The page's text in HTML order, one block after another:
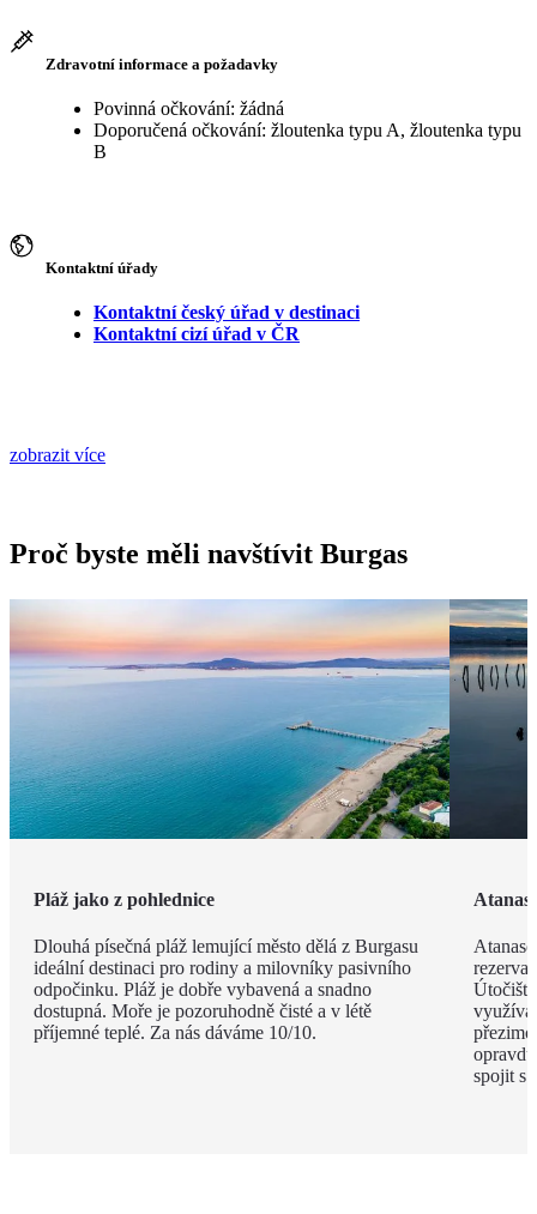
Zdravotní informace a požadavky
Povinná očkování: žádná
Doporučená očkování: žloutenka typu A, žloutenka typu
B
Kontaktní úřady
Kontaktní český úřad v destinaci
Kontaktní cizí úřad v ČR
zobrazit více
Proč byste měli navštívit Burgas
Pláž jako z pohlednice
Dlouhá písečná pláž lemující město dělá z Burgasu
ideální destinaci pro rodiny a milovníky pasivního
odpočinku. Pláž je dobře vybavená a snadno
dostupná. Moře je pozoruhodně čisté a v létě
příjemné teplé. Za nás dáváme 10/10.
spojit s